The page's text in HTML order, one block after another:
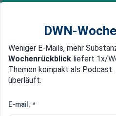
Newsticker MEIN DWN:
Edelmetalle DWN-
Sicherheitsrisiko
DWN-
Weniger E-Mails, mehr
Wochenrückblick liefert 1x/
Themen kompakt als
überläuft.
E-mail: *